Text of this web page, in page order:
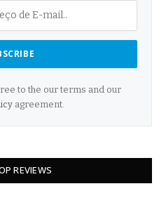
to the our terms and our
agreement.
REVIEWS